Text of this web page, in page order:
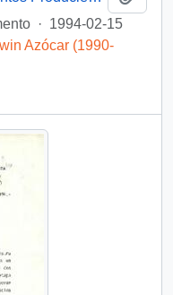
· 1994-02-15
Azócar (1990-